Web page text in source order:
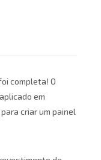
completa! O
em
criar um painel